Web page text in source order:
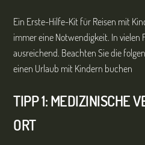
Ein Erste-Hilfe-Kit für Reisen mit
immer eine Notwendigkeit. In vielen
ausreichend. Beachten Sie die
einen Urlaub mit Kindern buchen
TIPP 1: MEDIZINISCHE
ORT